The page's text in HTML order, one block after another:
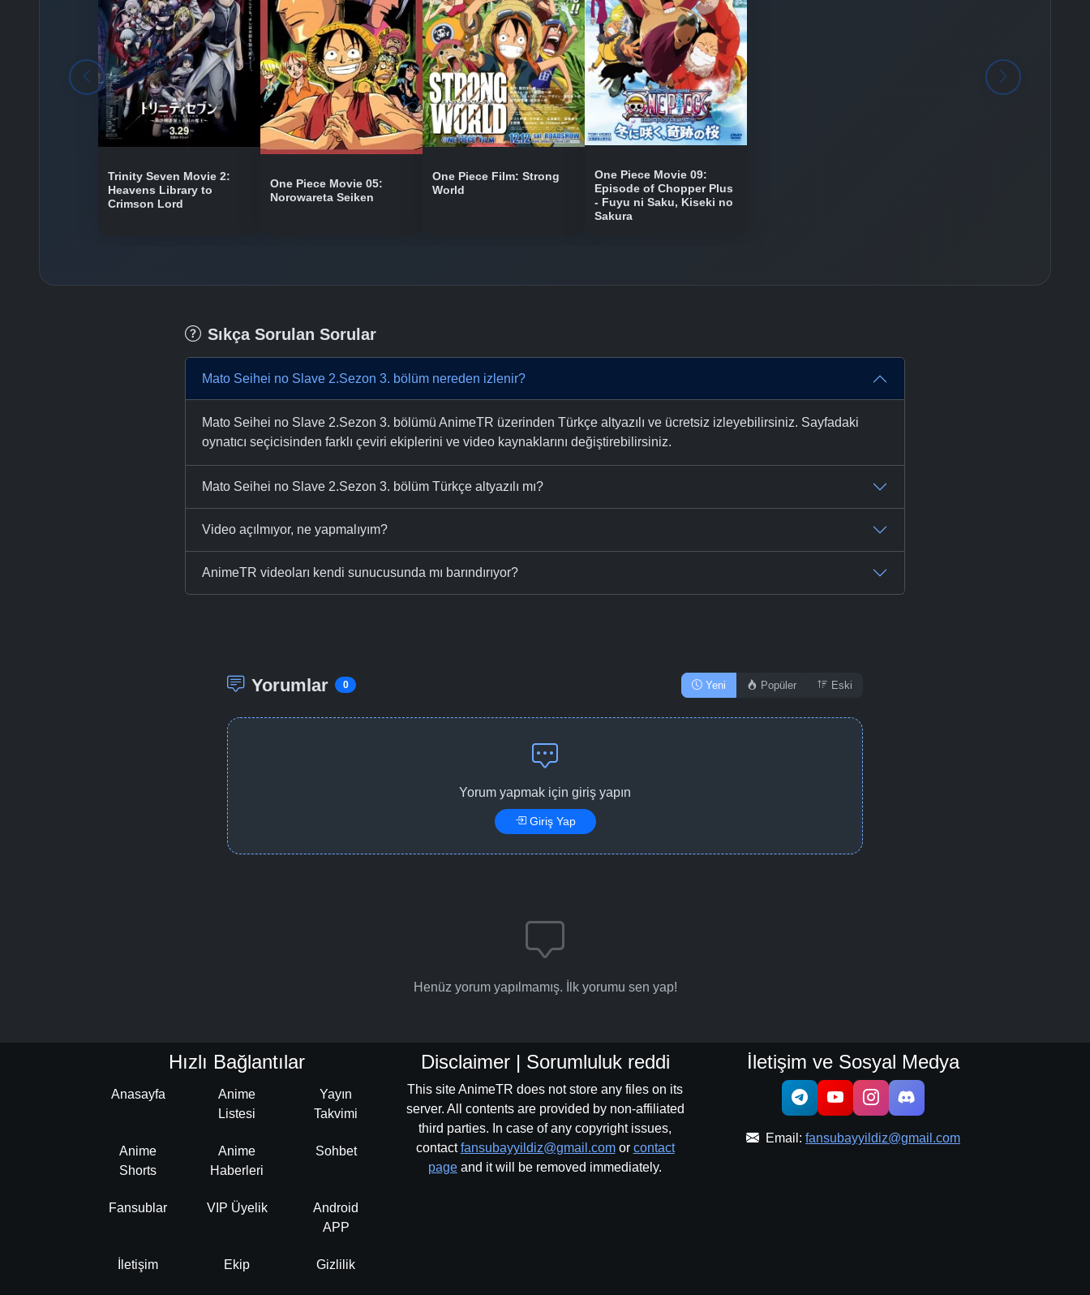
Trinity Seven Movie 2:
Heavens Library to
Crimson Lord
One Piece Movie 05:
Norowareta Seiken
One Piece Film: Strong
World
One Piece Movie 09:
Episode of Chopper Plus
- Fuyu ni Saku, Kiseki no
Sakura
Sıkça Sorulan Sorular
Mato Seihei no Slave 2.Sezon 3. bölüm nereden izlenir?
Mato Seihei no Slave 2.Sezon 3. bölümü AnimeTR üzerinden Türkçe altyazılı ve ücretsiz izleyebilirsiniz. Sayfadaki
oynatıcı seçicisinden farklı çeviri ekiplerini ve video kaynaklarını değiştirebilirsiniz.
Mato Seihei no Slave 2.Sezon 3. bölüm Türkçe altyazılı mı?
Video açılmıyor, ne yapmalıyım?
AnimeTR videoları kendi sunucusunda mı barındırıyor?
Yorumlar 0 Yeni Popüler Eski
Yorum yapmak için giriş yapın
Giriş Yap
Henüz yorum yapılmamış. İlk yorumu sen yap!
Hızlı Bağlantılar
Anasayfa
Anime
Listesi
Yayın
Takvimi
Anime
Shorts
Anime
Haberleri
Sohbet
Fansublar VIP Üyelik
Android
APP
İletişim Ekip Gizlilik
Disclaimer | Sorumluluk reddi
This site AnimeTR does not store any files on its
server. All contents are provided by non-affiliated
third parties. In case of any copyright issues,
contactfansubayyildiz@gmail.comor contact
page and it will be removed immediately.
İletişim ve Sosyal Medya
Email: fansubayyildiz@gmail.com